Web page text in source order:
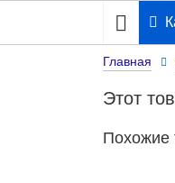
Главная
Этот
Похожие